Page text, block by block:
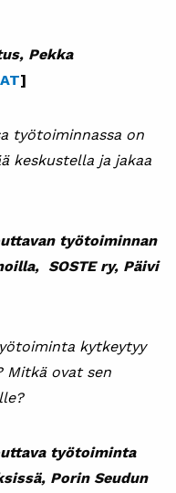
Pekka
]
työtoiminnassa on
keskustella ja jakaa
työtoiminnan
SOSTE ry, Päivi
kytkeytyy
Mitkä ovat sen
työtoiminta
Porin Seudun